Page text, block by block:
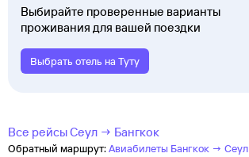
Выбирайте проверенные варианты
проживания для вашей поездки
Выбрать отель на Туту
Все рейсы Сеул → Бангкок
Обратный маршрут:Авиабилеты Бангкок → Сеул